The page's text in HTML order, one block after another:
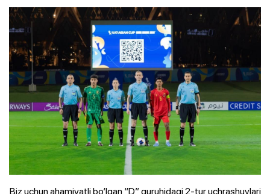
Biz uchun ahamiyatli bo‘lgan “D” guruhidagi 2-tur uchrashuvlari